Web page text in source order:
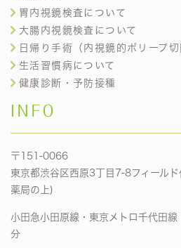
胃内視鏡検査について
大腸内視鏡検査について
日帰り手術（内視鏡的ポリープ
生活習慣病について
健康診断・予防接種
INFO
〒151-0066
東京都渋谷区西原3丁目7-8フィール
薬局の上)
小田急小田原線・東京メトロ千代田線
分